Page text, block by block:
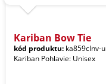
Kariban Bow Tie
kód produktu: ka859clnv-u
Kariban Pohlavie: Unisex